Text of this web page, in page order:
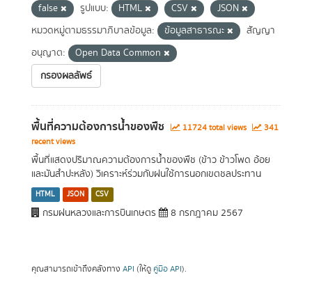
false
รูปแบบ: HTML CSV
JSON
หมวดหมู่ตามธรรมาภิบาลข้อมูล:
ข้อมูลสาธารณะ
สัญญา
อนุญาต:
Open Data Common
กรองผลลัพธ์
พื้นที่ความต้องการน้ำของพืช 11724 total views
341
recent views
พื้นที่แสดงปริมาณความต้องการน้ำของพืช (ข้าว ข้าวโพด อ้อย
และมันสำปะหลัง) วิเคราะห์ร่วมกับฝนใช้การนอกเขตชลประทาน
HTML JSON CSV
กรมฝนหลวงและการบินเกษตร 8 กรกฎาคม 2567
คุณสามารถเข้าถึงคลังทาง API (ให้ดู คู่มือ API).